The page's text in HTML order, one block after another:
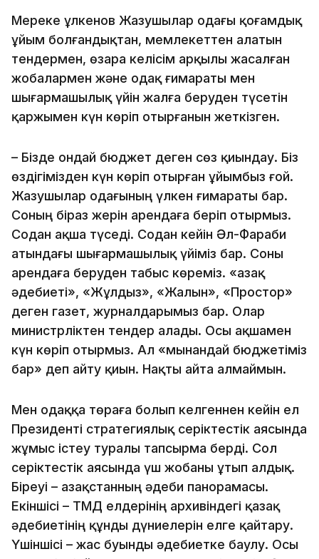
Мереке Құлкенов Жазушылар одағы қоғамдық
ұйым болғандықтан, мемлекеттен алатын
тендермен, өзара келісім арқылы жасалған
жобалармен және одақ ғимараты мен
шығармашылық үйін жалға беруден түсетін
қаржымен күн көріп отырғанын жеткізген.
– Бізде ондай бюджет деген сөз қиындау. Біз
өздігімізден күн көріп отырған ұйымбыз ғой.
Жазушылар одағының үлкен ғимараты бар.
Соның біраз жерін арендаға беріп отырмыз.
Содан ақша түседі. Содан кейін Әл-Фараби
атындағы шығармашылық үйіміз бар. Соны
арендаға беруден табыс көреміз. «Қазақ
әдебиеті», «Жұлдыз», «Жалын», «Простор»
деген газет, журналдарымыз бар. Олар
министрліктен тендер алады. Осы ақшамен
күн көріп отырмыз. Ал «мынандай бюджетіміз
бар» деп айту қиын. Нақты айта алмаймын.
Мен одаққа төраға болып келгеннен кейін ел
Президенті стратегиялық серіктестік аясында
жұмыс істеу туралы тапсырма берді. Сол
серіктестік аясында үш жобаны ұтып алдық.
Біреуі – Қазақстанның әдеби панорамасы.
Екіншісі – ТМД елдерінің архивіндегі қазақ
әдебиетінің құнды дүниелерін елге қайтару.
Үшіншісі – жас буынды әдебиетке баулу. Осы